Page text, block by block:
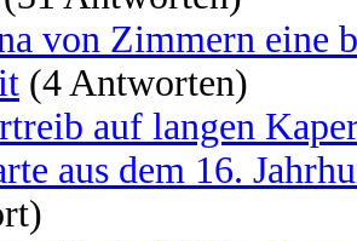
von Zimmern eine
(4 Antworten)
auf langen
aus dem 16.